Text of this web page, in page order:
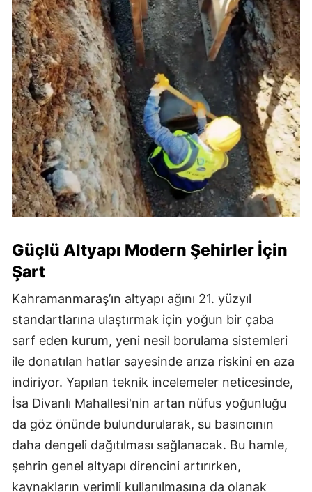
Güçlü Altyapı Modern Şehirler İçin
Şart
Kahramanmaraş’ın altyapı ağını 21. yüzyıl
standartlarına ulaştırmak için yoğun bir çaba
sarf eden kurum, yeni nesil borulama sistemleri
ile donatılan hatlar sayesinde arıza riskini en aza
indiriyor. Yapılan teknik incelemeler neticesinde,
İsa Divanlı Mahallesi'nin artan nüfus yoğunluğu
da göz önünde bulundurularak, su basıncının
daha dengeli dağıtılması sağlanacak. Bu hamle,
şehrin genel altyapı direncini artırırken,
kaynakların verimli kullanılmasına da olanak